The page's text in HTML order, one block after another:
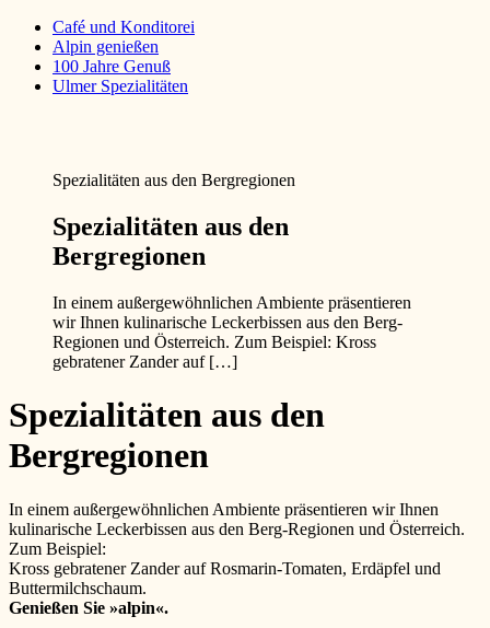
Café und Konditorei
Alpin genießen
100 Jahre Genuß
Ulmer Spezialitäten
Spezialitäten aus den Bergregionen
Spezialitäten aus den
Bergregionen
In einem außergewöhnlichen Ambiente präsentieren
wir Ihnen kulinarische Leckerbissen aus den Berg-
Regionen und Österreich. Zum Beispiel: Kross
gebratener Zander auf […]
Spezialitäten aus den
Bergregionen
In einem außergewöhnlichen Ambiente präsentieren wir Ihnen
kulinarische Leckerbissen aus den Berg-Regionen und Österreich.
Zum Beispiel:
Kross gebratener Zander auf Rosmarin-Tomaten, Erdäpfel und
Buttermilchschaum.
Genießen Sie »alpin«.